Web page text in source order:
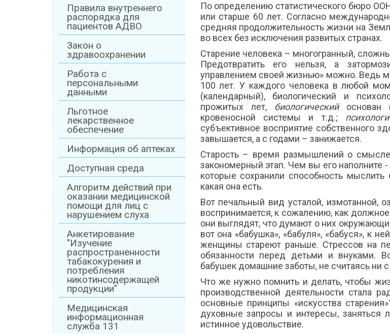
По определению статистического бюро
или старше 60 лет. Согласно
средняя продолжительность жизни на
во всех без исключения развитых странах.
Старение человека – многогранный,
Предотвратить его нельзя, а
управлением своей жизнью» можно. Ведь
100 лет. У каждого человека в любой
(календарный), биологический и
прожитых лет, биологическийоснован
кровеносной системы и т.д.;
субъективное восприятие собственного
завышается, а с годами – занижается.
Старость – время размышлений о
закономерный этап. Чем вы его наполните -
которые сохранили способность
какая она есть.
Вот печальный вид усталой, измотанной,
воспринимается, к сожалению, как
они выглядят, что думают о них
вот она «бабушка», «бабуля», «бабуся», к
женщины стареют раньше. Стрессов на
обязанности перед детьми и внуками.
бабушек домашние заботы, не считаясь ни
Что же нужно помнить и делать, чтобы
производственной деятельности стала
основные принципы «искусства
духовные запросы и интересы, заняться
истинное удовольствие.
Правила внутреннего
распорядка для
пациентов АДВО
Закон о
здравоохранении
Работа с
персональными
данными
Льготное
лекарственное
обеспечение
Информация об аптеках
Доступная среда
Алгоритм действий при
оказании медицинской
помощи для лиц с
нарушением слуха
Анкетирование
"Изучение
распространенности
табакокурения и
потребления
никотинсодержащей
продукции"
Медицинская
информационная
служба 131